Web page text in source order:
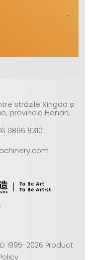
străzile Xingda și
provincia Henan,
0866 8310
1995-2026 Product